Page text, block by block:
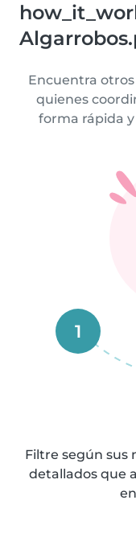
Encuentra
quienes
forma rápida y
1
Filtre según sus
detallados que